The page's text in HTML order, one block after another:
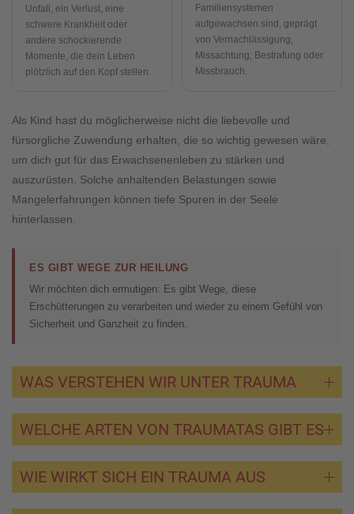
Unfall, ein Verlust, eine
schwere Krankheit oder
andere schockierende
Momente, die dein Leben
plötzlich auf den Kopf stellen.
Familiensystemen
aufgewachsen sind, geprägt
von Vernachlässigung,
Missachtung, Bestrafung oder
Missbrauch.
Als Kind hast du möglicherweise nicht die liebevolle und
fürsorgliche Zuwendung erhalten, die so wichtig gewesen wäre,
um dich gut für das Erwachsenenleben zu stärken und
auszurüsten. Solche anhaltenden Belastungen sowie
Mangelerfahrungen können tiefe Spuren in der Seele
hinterlassen.
ES GIBT WEGE ZUR HEILUNG
Wir möchten dich ermutigen: Es gibt Wege, diese
Erschütterungen zu verarbeiten und wieder zu einem Gefühl von
Sicherheit und Ganzheit zu finden.
WAS VERSTEHEN WIR UNTER TRAUMA
WELCHE ARTEN VON TRAUMATAS GIBT ES
WIE WIRKT SICH EIN TRAUMA AUS